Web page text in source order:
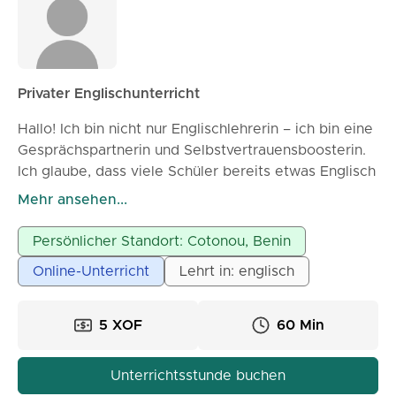
Privater Englischunterricht
Hallo! Ich bin nicht nur Englischlehrerin – ich bin eine
Gesprächspartnerin und Selbstvertrauensboosterin.
Ich glaube, dass viele Schüler bereits etwas Englisch
können, aber einen angenehmen Raum benötigen,
konzentriert sich darauf, Lernenden zu helfen,
natürlich zu sprechen, ihre Ideen klar auszudrücken
und den Lernprozess zu genießen. Ob Sie Ihre
Möglichkeiten vorbereiten, während des Reisens
Englischsprechen werden möchten, ich bin hier, um
Sie bei jedem Schritt zu begleiten und zu
Mehr ansehen...
Persönlicher Standort: Cotonou, Benin
Online-Unterricht Lehrt in: englisch
5 XOF 60 Min
Unterrichtsstunde buchen